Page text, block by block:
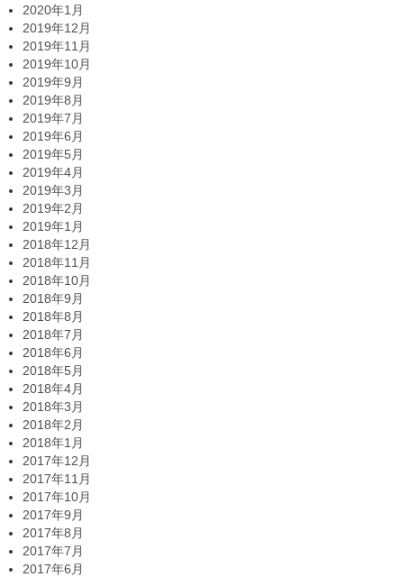
2020年1月
2019年12月
2019年11月
2019年10月
2019年9月
2019年8月
2019年7月
2019年6月
2019年5月
2019年4月
2019年3月
2019年2月
2019年1月
2018年12月
2018年11月
2018年10月
2018年9月
2018年8月
2018年7月
2018年6月
2018年5月
2018年4月
2018年3月
2018年2月
2018年1月
2017年12月
2017年11月
2017年10月
2017年9月
2017年8月
2017年7月
2017年6月